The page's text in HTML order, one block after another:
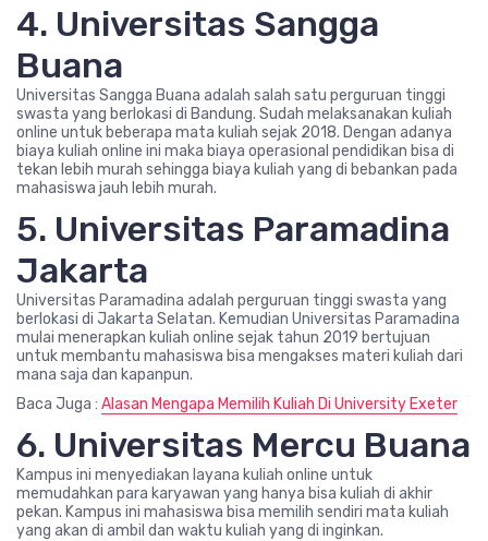
4. Universitas Sangga
Buana
Universitas Sangga Buana adalah salah satu perguruan tinggi
swasta yang berlokasi di Bandung. Sudah melaksanakan kuliah
online untuk beberapa mata kuliah sejak 2018. Dengan adanya
biaya kuliah online ini maka biaya operasional pendidikan bisa di
tekan lebih murah sehingga biaya kuliah yang di bebankan pada
mahasiswa jauh lebih murah.
5. Universitas Paramadina
Jakarta
Universitas Paramadina adalah perguruan tinggi swasta yang
berlokasi di Jakarta Selatan. Kemudian Universitas Paramadina
mulai menerapkan kuliah online sejak tahun 2019 bertujuan
untuk membantu mahasiswa bisa mengakses materi kuliah dari
mana saja dan kapanpun.
Baca Juga : Alasan Mengapa Memilih Kuliah Di University Exeter
6. Universitas Mercu Buana
Kampus ini menyediakan layana kuliah online untuk
memudahkan para karyawan yang hanya bisa kuliah di akhir
pekan. Kampus ini mahasiswa bisa memilih sendiri mata kuliah
yang akan di ambil dan waktu kuliah yang di inginkan.